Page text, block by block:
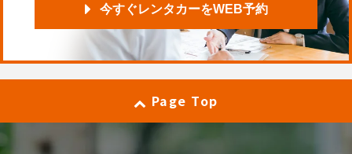
今すぐレンタカーをWEB予約
Page Top